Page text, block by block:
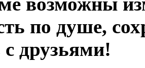
по душе,
с друзьями!